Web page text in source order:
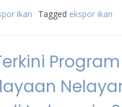
Ikan Tagged ekspor ikan
Program